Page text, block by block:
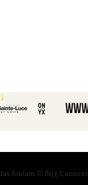
Joulain © lbj)|